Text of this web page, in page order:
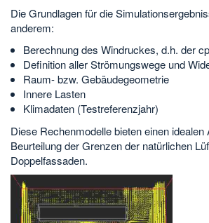
Die Grundlagen für die
anderem:
Berechnung des Windruckes, d.h. der
Definition aller Strömungswege und
Raum- bzw. Gebäudegeometrie
Innere Lasten
Klimadaten (Testreferenzjahr)
Diese Rechenmodelle bieten einen
Beurteilung der Grenzen der natürlichen
Doppelfassaden.